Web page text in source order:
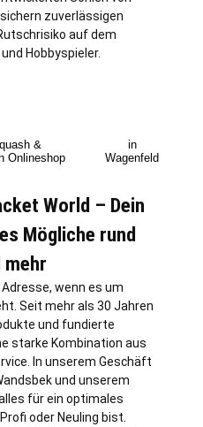
zuverlässigen
auf dem
Hobbyspieler.
&
Onlineshop
in
Wagenfeld
World – Dein
Mögliche rund
mehr
wenn es um
Seit mehr als 30 Jahren
und fundierte
starke Kombination aus
In unserem Geschäft
und unserem
für ein optimales
oder Neuling bist.